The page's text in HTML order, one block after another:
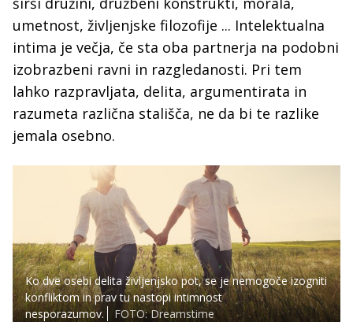
umetnost, življenjske filozofije ... Intelektualna
intima je večja, če sta oba partnerja na podobni
izobrazbeni ravni in razgledanosti. Pri tem
lahko razpravljata, delita, argumentirata in
razumeta različna stališča, ne da bi te razlike
jemala osebno.
Ko dve osebi delita življenjsko pot, se je nemogoče izogniti
konfliktom in prav tu nastopi intimnost
nesporazumov.
FOTO: Dreamstime